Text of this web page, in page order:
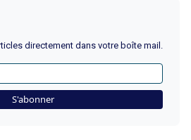
directement dans votre boîte mail.
S'abonner